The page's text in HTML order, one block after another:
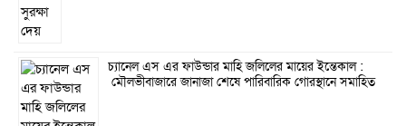
চ্যানেল এস এর ফাউন্ডার মাহি জলিলের মায়ের ইন্তেকাল :
মৌলভীবাজারে জানাজা শেষে পারিবারিক গোরস্থানে সমাহিত